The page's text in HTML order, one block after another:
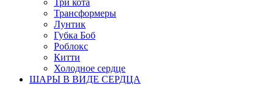
Трансформеры
Лунтик
Губка Боб
Роблокс
Китти
Холодное сердце
ШАРЫ В ВИДЕ СЕРДЦА